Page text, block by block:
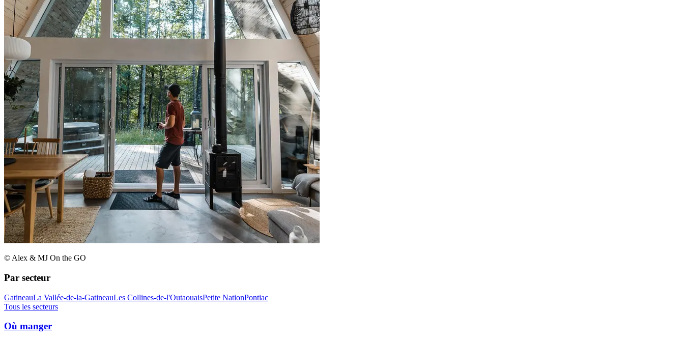
© Alex & MJ On the GO
Par secteur
GatineauLa Vallée-de-la-GatineauLes Collines-de-l'OutaouaisPetite NationPontiac
Tous les secteurs
Où manger